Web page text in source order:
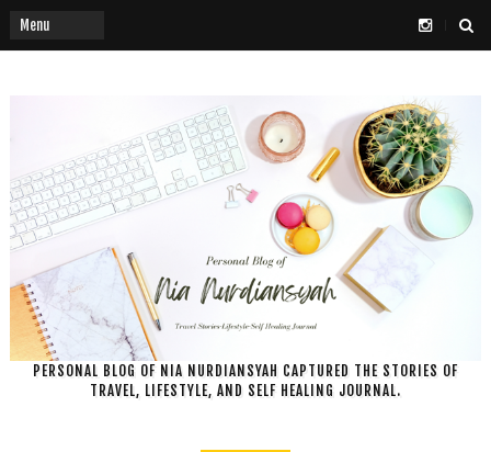
PERSONAL BLOG OF NIA NURDIANSYAH CAPTURED THE STORIES OF
TRAVEL, LIFESTYLE, AND SELF HEALING JOURNAL.